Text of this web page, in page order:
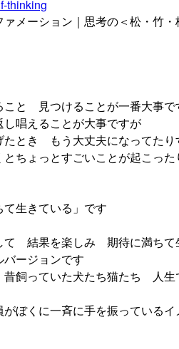
thinking
メーション｜思考の＜松・竹・
こと 見つけることが一番大事で
唱えることが大事ですが
とき もう大丈夫になってたり
ちょっとすごいことが起こった
生きている」です
結果を楽しみ 期待に満ちて
ージョンです
っていた犬たち猫たち 人生
ぼくに一斉に手を振っている